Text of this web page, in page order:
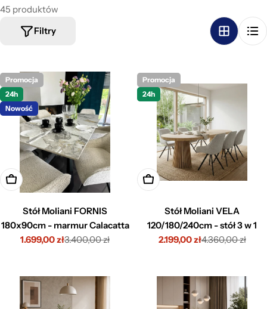
45 produktów
Filtry
Promocja
24h
Nowość
Dodaj do koszyka
Stół Moliani FORNIS
180x90cm - marmur Calacatta
Cena
1.699,00 złCena
3.400,00 zł
Promocja
24h
Dodaj do koszyka
Stół Moliani VELA
120/180/240cm - stół 3 w 1
Cena
2.199,00 złCena
4.360,00 zł